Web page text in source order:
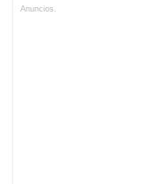
Anuncios.